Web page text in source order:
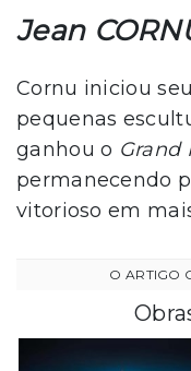
Jean
Cornu iniciou
pequenas
ganhou o Grand
permanecendo
vitorioso em